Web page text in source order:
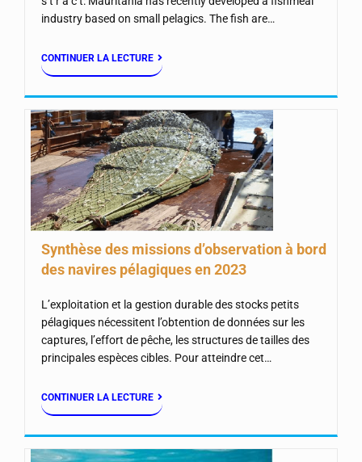
industry based on small pelagics. The fish are…
CONTINUER LA LECTURE
Synthèse des missions d’observation à bord
des navires pélagiques en 2023
L’exploitation et la gestion durable des stocks petits
pélagiques nécessitent l’obtention de données sur les
captures, l’effort de pêche, les structures de tailles des
principales espèces cibles. Pour atteindre cet…
CONTINUER LA LECTURE